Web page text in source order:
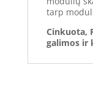
tarp
Cinkuota,
galimos ir